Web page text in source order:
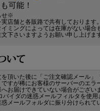
可能！
せ※
店舗と各販路で共有しております。
ミングによっては在庫がない場合
下さいますようお願い申し上げま
頂いた後に「ご注文確認メール」
すが稀にお客様のサーバーのエラ
お届けできていない場合がござい
バイダの迷惑メールフィルタを使用
メールフォルダに振り分けられて